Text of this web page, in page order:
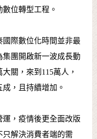
位轉型工程。
際數位化時間並非最
團開啟新一波成長動
關，來到115萬人，
，且持續增加。
，疫情後更全面改版
解決消費者端的需